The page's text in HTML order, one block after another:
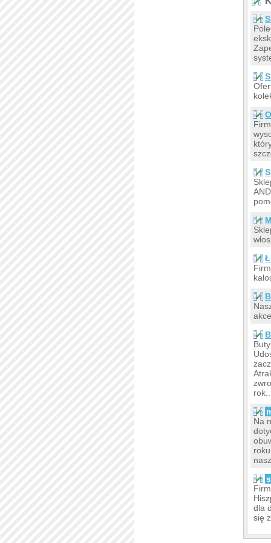
Na
dla
się